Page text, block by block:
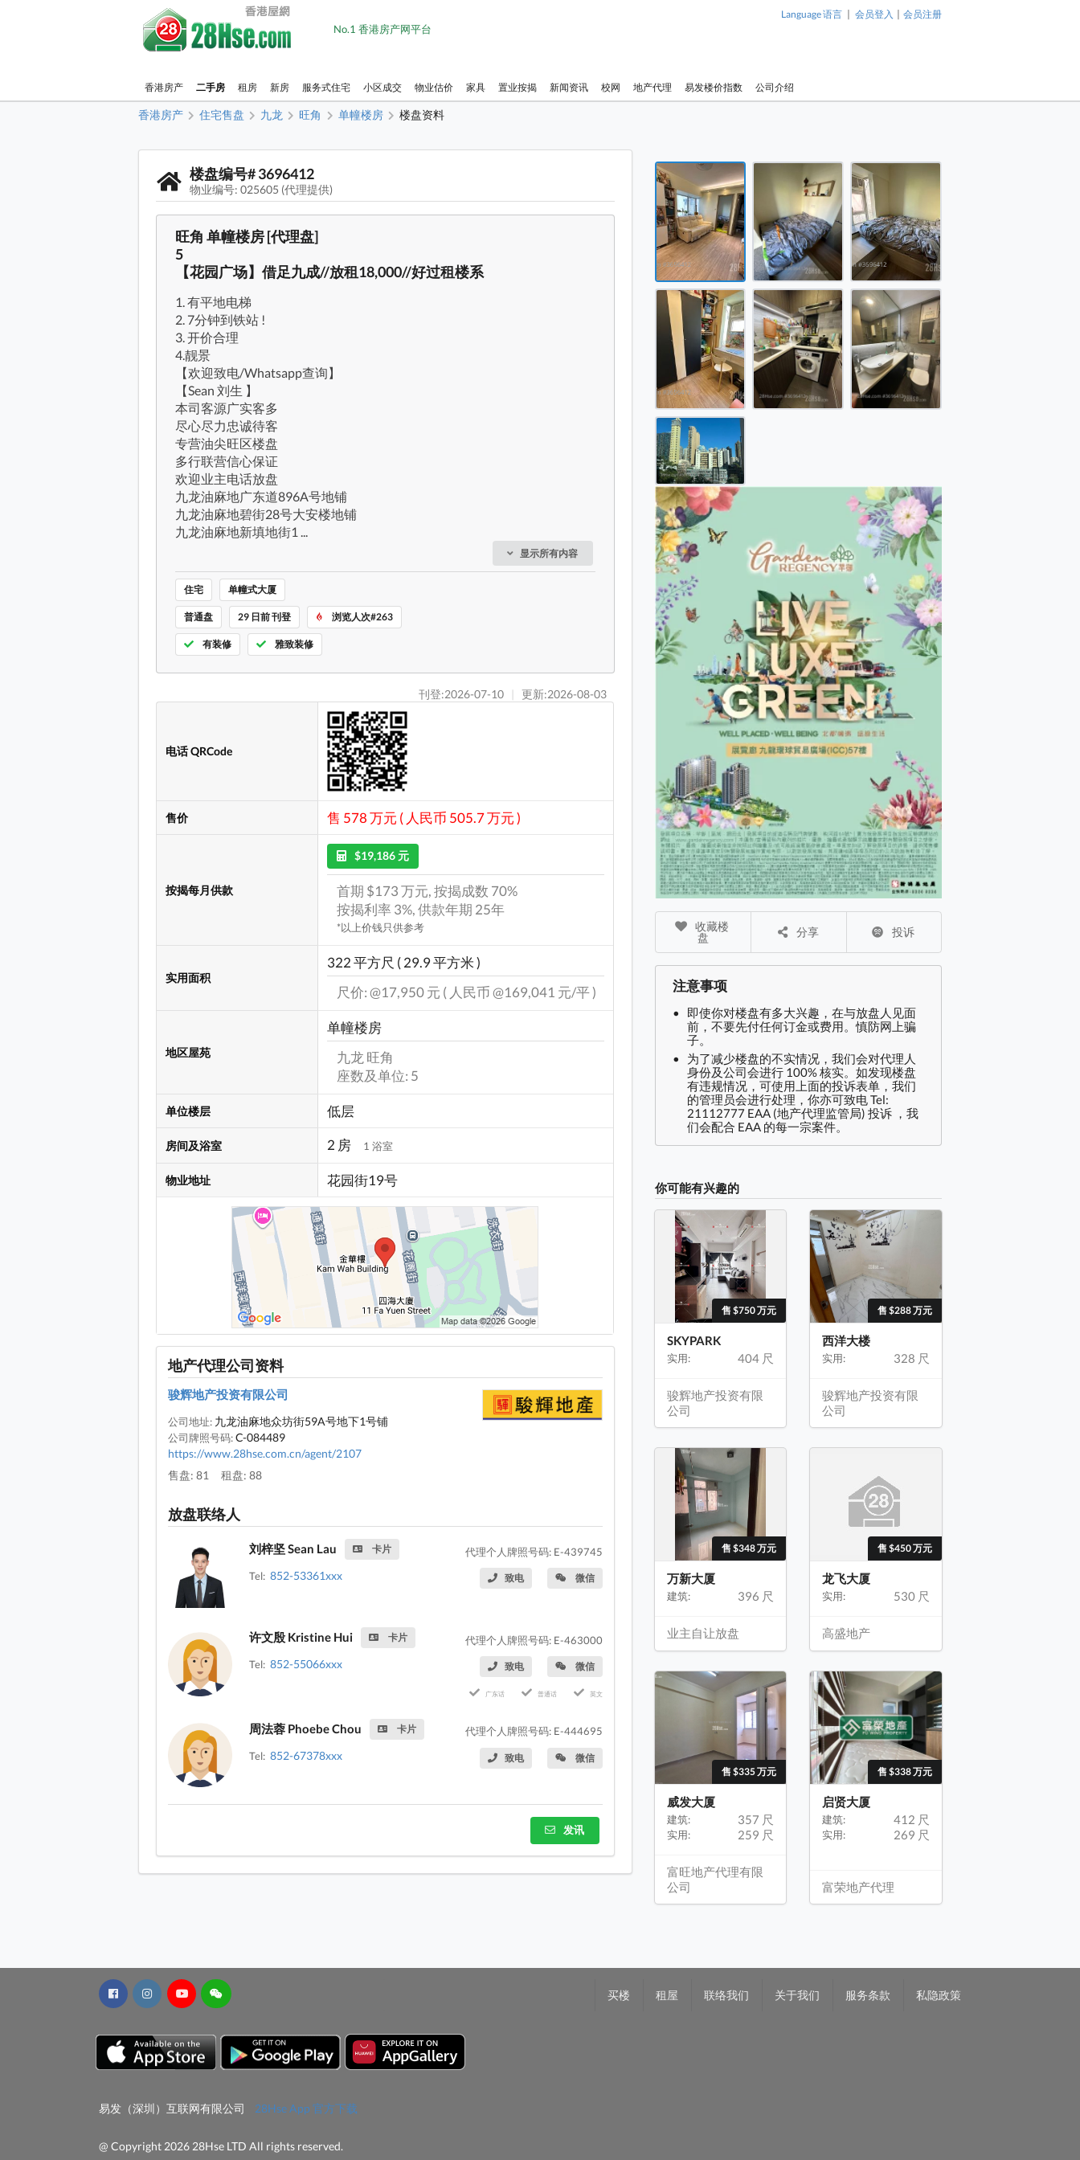
No.1 香港房产网平台
Language 语言 | 会员登入 | 会员注册
香港房产 二手房 租房 新房 服务式住宅 小区成交 物业估价 家具 置业按揭 新闻资讯 校网 地产代理 易发楼价指数 公司介绍
香港房产 住宅售盘 九龙 旺角 单幢楼房 楼盘资料
楼盘编号# 3696412
物业编号: 025605 (代理提供)
旺角 单幢楼房 [代理盘]
5
【花园广场】借足九成//放租18,000//好过租楼系
1. 有平地电梯
2. 7分钟到铁站 !
3. 开价合理
4.靓景
【欢迎致电/Whatsapp查询】
【Sean 刘生 】
本司客源广实客多
尽心尽力忠诚待客
专营油尖旺区楼盘
多行联营信心保证
欢迎业主电话放盘
九龙油麻地广东道896A号地铺
九龙油麻地碧街28号大安楼地铺
九龙油麻地新填地街1 ...
显示所有内容
住宅 单幢式大厦
普通盘 29 日前 刊登 浏览人次#263
有装修 雅致装修
刊登:2026-07-10 | 更新:2026-08-03
电话 QRCode
售价 售 578 万元 ( 人民币 505.7 万元 )
按揭每月供款
$19,186 元
首期 $173 万元, 按揭成数 70%
按揭利率 3%, 供款年期 25年
*以上价钱只供参考
实用面积
322 平方尺 ( 29.9 平方米 )
尺价: @17,950 元 ( 人民币 @169,041 元/平 )
地区屋苑
单幢楼房
九龙 旺角
座数及单位: 5
单位楼层 低层
房间及浴室 2 房 1 浴室
物业地址 花园街19号
地产代理公司资料
骏辉地产投资有限公司
公司地址: 九龙油麻地众坊街59A号地下1号铺
公司牌照号码:C-084489
https://www.28hse.com.cn/agent/2107
售盘: 81
租盘: 88
放盘联络人
刘梓坚 Sean Lau 卡片
代理个人牌照号码: E-439745
Tel: 852-53361xxx 致电 微信
许文殷 Kristine Hui 卡片
代理个人牌照号码: E-463000
Tel: 852-55066xxx 致电 微信
广东话 普通话 英文
周法蓉 Phoebe Chou 卡片
代理个人牌照号码: E-444695
Tel: 852-67378xxx 致电 微信
发讯
单幢楼房 售盘 2 房 , 1 浴室 322 平方尺 ( 29.9 平方米 )
单幢楼房 售盘 2 房 , 1 浴室 322 平方尺 ( 29.9 平方米 )
单幢楼房 售盘 2 房 , 1 浴室 322 平方尺 ( 29.9 平方米 )
单幢楼房 售盘 2 房 , 1 浴室 322 平方尺 ( 29.9 平方米 )
单幢楼房 售盘 2 房 , 1 浴室 322 平方尺 ( 29.9 平方米 )
单幢楼房 售盘 2 房 , 1 浴室 322 平方尺 ( 29.9 平方米 )
单幢楼房 售盘 2 房 , 1 浴室 322 平方尺 ( 29.9 平方米 )
单幢楼房 售盘 2 房 , 1 浴室 322
平方尺 ( 29.9 平方米 )
盘
分享 投诉
注意事项
即使你对楼盘有多大兴趣，在与放盘人见面
前，不要先付任何订金或费用。慎防网上骗
子。
为了减少楼盘的不实情况，我们会对代理人
身份及公司会进行 100% 核实。如发现楼盘
有违规情况，可使用上面的投诉表单，我们
的管理员会进行处理，你亦可致电 Tel:
21112777 EAA (地产代理监管局) 投诉 ，我
们会配合 EAA 的每一宗案件。
你可能有兴趣的
售 $750 万元
SKYPARK
实用: 404 尺
骏辉地产投资有限
公司
售 $288 万元
西洋大楼
实用: 328 尺
骏辉地产投资有限
公司
售 $348 万元
万新大厦
建筑: 396 尺
业主自让放盘
售 $450 万元
龙飞大厦
实用: 530 尺
高盛地产
售 $335 万元
威发大厦
建筑: 357 尺
实用: 259 尺
富旺地产代理有限
公司
售 $338 万元
启贤大厦
建筑: 412 尺
实用: 269 尺
富荣地产代理
买楼 租屋 联络我们 关于我们 服务条款 私隐政策
易发（深圳）互联网有限公司 28Hse App 官方下载
@ Copyright 2026 28Hse LTD All rights reserved.